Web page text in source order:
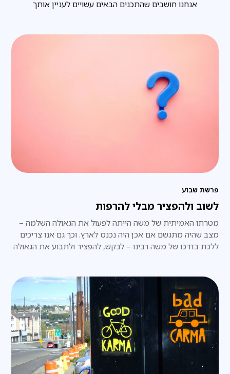
אנחנו חושבים שהתכנים הבאים עשויים לעניין אותך
פרשת שבוע
לשוב ולהפציר מבלי להרפות
מטרתו האמיתית של משה הייתה לפעול את הגאולה השלמה –
מצב שהיה מתגשם אם אכן היה נכנס לארץ. וכך גם אנו צריכים
ללכת בדרכו של משה רבינו – לבקש, להפציר ולתבוע את הגאולה